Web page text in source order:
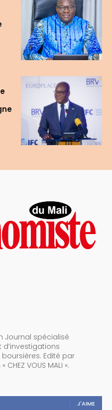
Journal spécialisé
d’investigations
Edité par
VOUS MALI ».
J'AIME